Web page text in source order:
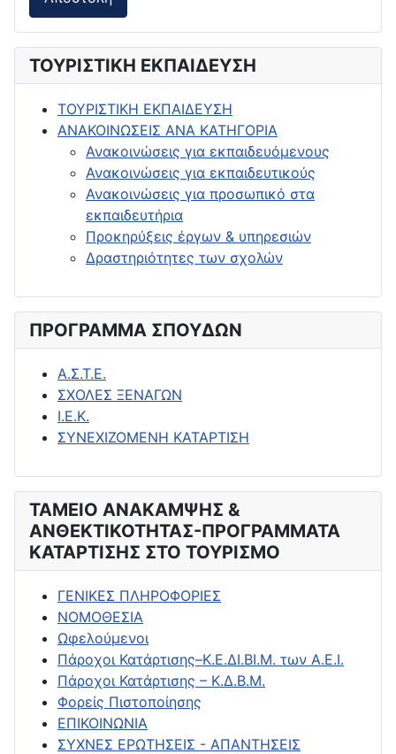
ΤΟΥΡΙΣΤΙΚΗ ΕΚΠΑΙΔΕΥΣΗ
ΤΟΥΡΙΣΤΙΚΗ ΕΚΠΑΙΔΕΥΣΗ
ΑΝΑΚΟΙΝΩΣΕΙΣ ΑΝΑ ΚΑΤΗΓΟΡΙΑ
Ανακοινώσεις για εκπαιδευόμενους
Ανακοινώσεις για εκπαιδευτικούς
Ανακοινώσεις για προσωπικό στα
εκπαιδευτήρια
Προκηρύξεις έργων & υπηρεσιών
Δραστηριότητες των σχολών
ΠΡΟΓΡΑΜΜΑ ΣΠΟΥΔΩΝ
Α.Σ.Τ.Ε.
ΣΧΟΛΕΣ ΞΕΝΑΓΩΝ
Ι.Ε.Κ.
ΣΥΝΕΧΙΖΟΜΕΝΗ ΚΑΤΑΡΤΙΣΗ
ΤΑΜΕΙΟ ΑΝΑΚΑΜΨΗΣ &
ΑΝΘΕΚΤΙΚΟΤΗΤΑΣ-ΠΡΟΓΡΑΜΜΑΤΑ
ΚΑΤΑΡΤΙΣΗΣ ΣΤΟ ΤΟΥΡΙΣΜΟ
ΓΕΝΙΚΕΣ ΠΛΗΡΟΦΟΡΙΕΣ
ΝΟΜΟΘΕΣΙΑ
Ωφελούμενοι
Πάροχοι Κατάρτισης–Κ.Ε.ΔΙ.ΒΙ.Μ. των Α.Ε.Ι.
Πάροχοι Κατάρτισης – Κ.Δ.Β.Μ.
Φορείς Πιστοποίησης
ΕΠΙΚΟΙΝΩΝΙΑ
ΣΥΧΝΕΣ ΕΡΩΤΗΣΕΙΣ - ΑΠΑΝΤΗΣΕΙΣ